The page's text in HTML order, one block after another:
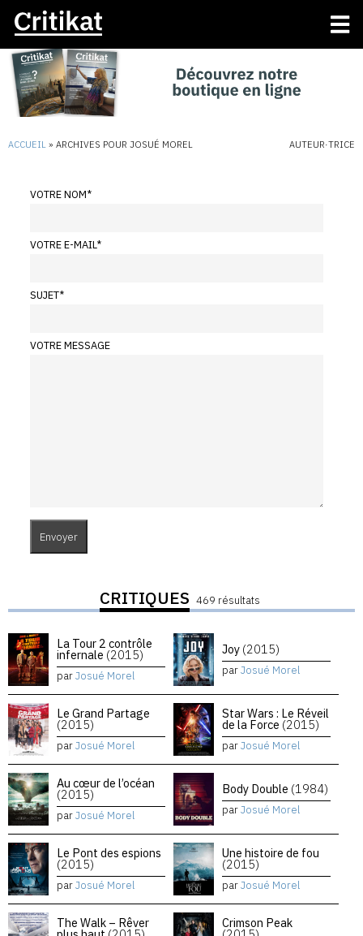
ACCUEIL » ARCHIVES POUR JOSUÉ MOREL AUTEUR·TRICE
VOTRE NOM*
VOTRE E-MAIL*
SUJET*
VOTRE MESSAGE
CRITIQUES 469 résultats
La Tour 2 contrôle
infernale (2015)
parJosué Morel
Joy (2015)
parJosué Morel
Le Grand Partage
(2015)
parJosué Morel
Star Wars : Le Réveil
de la Force (2015)
parJosué Morel
Au cœur de l’océan
(2015)
parJosué Morel
Body Double (1984)
parJosué Morel
Le Pont des espions
(2015)
parJosué Morel
Une histoire de fou
(2015)
parJosué Morel
The Walk – Rêver Crimson Peak